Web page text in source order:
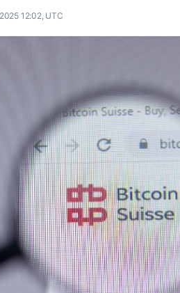
12:02, UTC